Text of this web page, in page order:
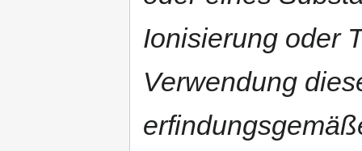
Ionisierung oder
Verwendung